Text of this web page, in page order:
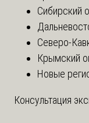
Сибирский
Северо-
Крымский
Новые
Консультация